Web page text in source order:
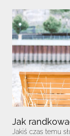
Jak
Jakiś czas temu